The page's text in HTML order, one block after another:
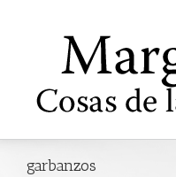
garbanzos